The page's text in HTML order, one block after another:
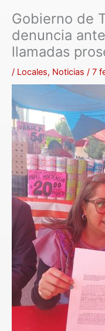
Gobierno de
denuncia
llamadas
/ Locales, Noticias / 7